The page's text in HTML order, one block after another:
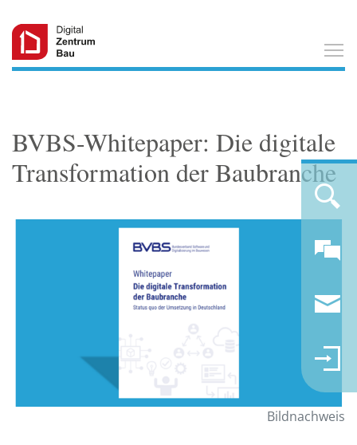
BVBS-Whitepaper: Die digitale
Transformation der Baubranche
Bildnachweis